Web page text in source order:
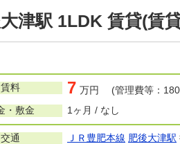
津駅 1LDK 賃貸(賃
賃料 7 万円 (管理費等：
・敷金
1ヶ月 / なし
交通 ＪＲ豊肥本線 肥後大津駅